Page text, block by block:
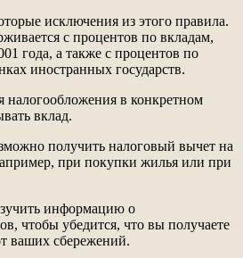
исключения из этого правила.
с процентов по вкладам,
года, а также с процентов по
иностранных государств.
налогообложения в конкретном
вклад.
получить налоговый вычет на
при покупки жилья или при
информацию о
чтобы убедится, что вы получаете
ваших сбережений.